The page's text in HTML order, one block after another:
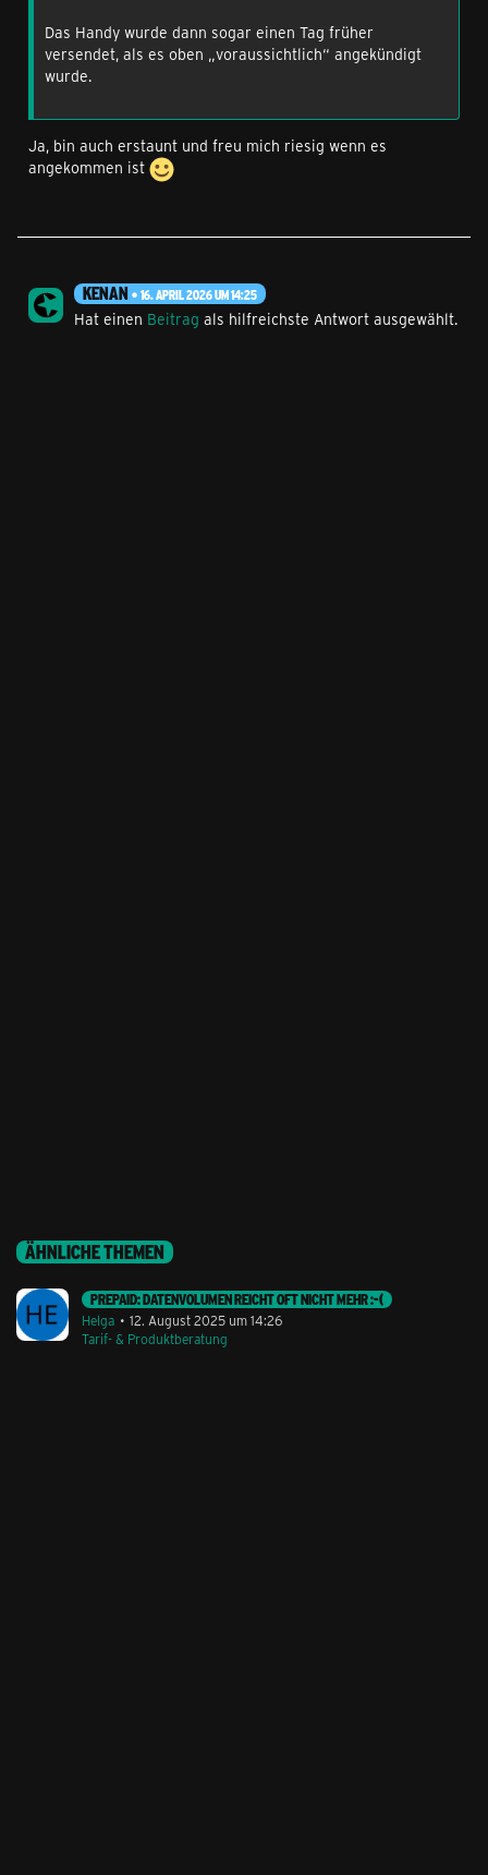
Das Handy wurde dann sogar einen Tag früher
versendet, als es oben „voraussichtlich“ angekündigt
wurde.
Ja, bin auch erstaunt und freu mich riesig wenn es
angekommen ist
KENAN 16. APRIL 2026 UM 14:25
Hat einen Beitrag als hilfreichste Antwort ausgewählt.
ÄHNLICHE THEMEN
PREPAID: DATENVOLUMEN REICHT OFT NICHT MEHR :-(
Helga
12. August 2025 um 14:26
Tarif- & Produktberatung